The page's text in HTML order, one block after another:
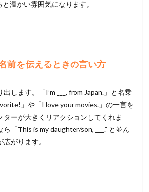
温かい雰囲気になります。
前を伝えるときの言い方
します。「I’m ___, from Japan.」と名乗
」や「I love your movies.」の一言を
ターが大きくリアクションしてくれま
「This is my daughter/son, ___.” と並ん
がります。